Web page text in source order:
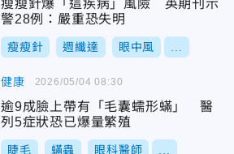
瘦瘦針爆「這疾病」風險 英期刊示
警28例：嚴重恐失明
瘦瘦針 週纖達 眼中風
健康
逾9成臉上帶有「毛囊蠕形蟎」 醫
列5症狀恐已爆量繁殖
睫毛 蟎蟲 眼科醫師
2026/05/04 08:30